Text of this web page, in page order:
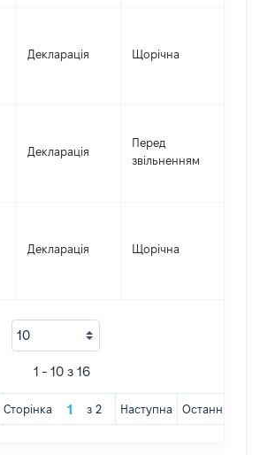
Декларація Щорічна
Декларація
Перед
звільненням
Декларація Щорічна
1 - 10 з 16
Сторінка з 2 Наступна Остання